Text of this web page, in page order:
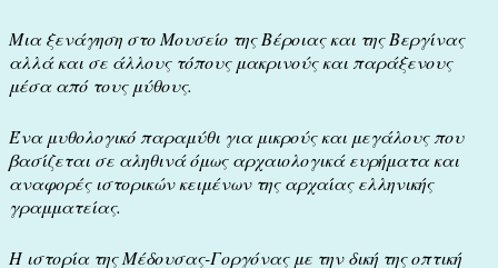
Μια ξενάγηση στο Μουσείο της Βέροιας και της Βεργίνας
αλλά και σε άλλους τόπους μακρινoύς και παράξενους
μέσα από τους μύθους.
Ένα μυθολογικό παραμύθι για μικρούς και μεγάλους που
βασίζεται σε αληθινά όμως αρχαιολογικά ευρήματα και
αναφορές ιστορικών κειμένων της αρχαίας ελληνικής
γραμματείας.
Η ιστορία της Μέδουσας-Γοργόνας με την δική της οπτική